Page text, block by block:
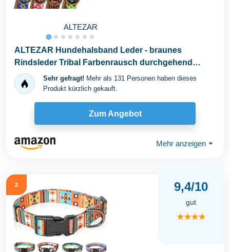
ALTEZAR
ALTEZAR Hundehalsband Leder - braunes
Rindsleder Tribal Farbenrausch durchgehend
Bestickt bunt...
Sehr gefragt! Mehr als 131 Personen haben dieses
Produkt kürzlich gekauft.
Zum Angebot
Mehr anzeigen ⏷
2 9,4/10
gut
★★★★